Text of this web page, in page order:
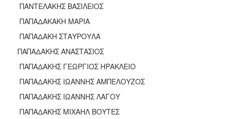
ΠΑΝΤΕΛΑΚΗΣ ΒΑΣΙΛΕΙΟΣ
ΠΑΠΑΔΑΚΑΚΗ ΜΑΡΙΑ
ΠΑΠΑΔΑΚΗ ΣΤΑΥΡΟΥΛΑ
ΠΑΠΑΔΑΚΗΣ ΑΝΑΣΤΑΣΙΟΣ
ΠΑΠΑΔΑΚΗΣ ΓΕΩΡΓΙΟΣ ΗΡΑΚΛΕΙΟ
ΠΑΠΑΔΑΚΗΣ ΙΩΑΝΝΗΣ ΑΜΠΕΛΟΥΖΟΣ
ΠΑΠΑΔΑΚΗΣ ΙΩΑΝΝΗΣ ΛΑΓΟΥ
ΠΑΠΑΔΑΚΗΣ ΜΙΧΑΗΛ ΒΟΥΤΕΣ